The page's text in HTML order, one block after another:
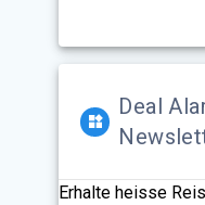
Deal
Erhalte heisse